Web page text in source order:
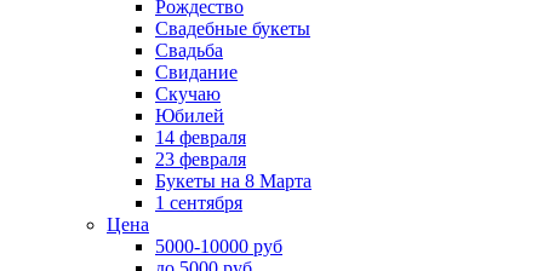
Рождество
Свадебные букеты
Свадьба
Свидание
Скучаю
Юбилей
14 февраля
23 февраля
Букеты на 8 Марта
1 сентября
Цена
5000-10000 руб